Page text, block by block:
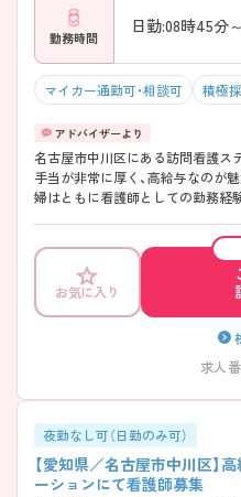
勤務時間
日勤:08時45分
マイカー通勤可・相談可 積極
名古屋市中川区にある訪問看護ステ
手当が非常に厚く、高給与なのが魅力のひとつで
婦はともに看護師としての勤務経
お気に入り
求人
夜勤なし可（日勤のみ可）
【愛知県／名古屋市中川区】
ーションにて看護師募集